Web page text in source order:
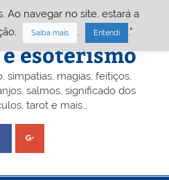
– Portal
esoterismo
simpatias, magias, feitiços,
salmos, significado dos
tarot e mais…
Ao navegar no site, estará a
Saiba mais Entendi ."